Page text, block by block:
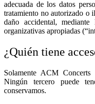
adecuada de los datos
tratamiento no autorizado o
daño accidental,
organizativas apropiadas
¿Quién tiene
Solamente ACM
Ningún tercero puede
conservamos.